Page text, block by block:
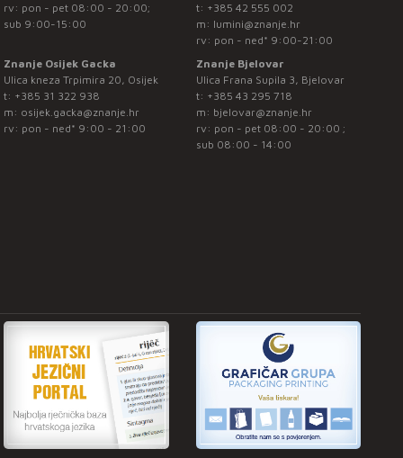
rv: pon - pet 08:00 - 20:00;
sub 9:00-15:00
t: +385 42 555 002
m: lumini@znanje.hr
rv: pon - ned* 9:00-21:00
Znanje Osijek Gacka
Ulica kneza Trpimira 20, Osijek
t: +385 31 322 938
m: osijek.gacka@znanje.hr
rv: pon - ned* 9:00 - 21:00
Znanje Bjelovar
Ulica Frana Supila 3, Bjelovar
t: +385 43 295 718
m: bjelovar@znanje.hr
rv: pon - pet 08:00 - 20:00 ;
sub 08:00 - 14:00